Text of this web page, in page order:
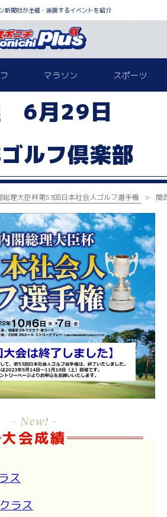
新聞社が主催・後援するイベントを紹介
マラソン スポーツ
6月29日
ルフ倶楽部
総理大臣杯第53回日本社会人ゴルフ選手権 関
- New! -
大会成績
ス
ラス